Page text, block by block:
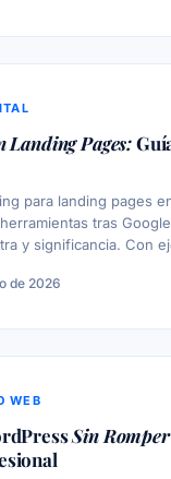
Landing Pages:
para landing pages
tras
y significancia. Con
de 2026
WEB
Sin Romper